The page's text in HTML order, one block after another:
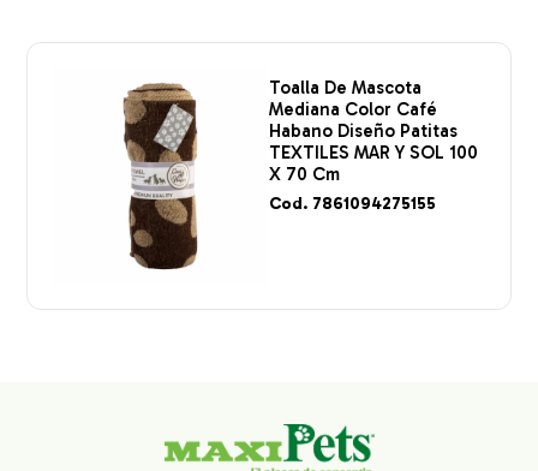
Toalla De Mascota
Mediana Color Café
Habano Diseño Patitas
TEXTILES MAR Y SOL 100
X 70 Cm
Cod. 7861094275155